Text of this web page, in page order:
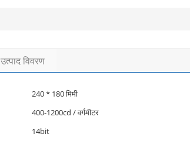
उत्पाद विवरण
240 * 180 मिमी
400-1200cd / वर्गमीटर
14bit